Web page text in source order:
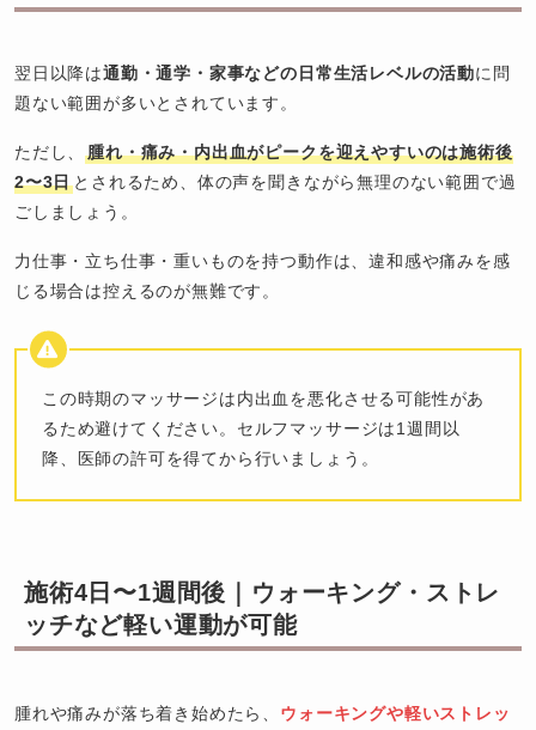
翌日以降は通勤・通学・家事などの日常生活レベルの活動に問
題ない範囲が多いとされています。
ただし、腫れ・痛み・内出血がピークを迎えやすいのは施術後
2〜3日 とされるため、体の声を聞きながら無理のない範囲で過
ごしましょう。
力仕事・立ち仕事・重いものを持つ動作は、違和感や痛みを感
じる場合は控えるのが無難です。
この時期のマッサージは内出血を悪化させる可能性があ
るため避けてください。セルフマッサージは1週間以
降、医師の許可を得てから行いましょう。
施術4日〜1週間後｜ウォーキング・ストレ
ッチなど軽い運動が可能
腫れや痛みが落ち着き始めたら、 ウォーキングや軽いストレッ